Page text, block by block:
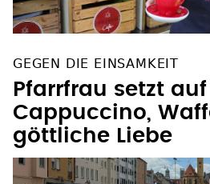
GEGEN DIE EINSAMKEIT
Pfarrfrau setzt auf
Cappuccino,
göttliche Liebe